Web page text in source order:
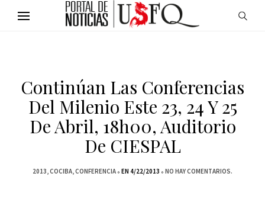
Continúan Las Conferencias
Del Milenio Este 23, 24 Y 25
De Abril, 18h00, Auditorio
De CIESPAL
2013 COCIBA CONFERENCIA EN 4/22/2013 NO HAY COMENTARIOS.